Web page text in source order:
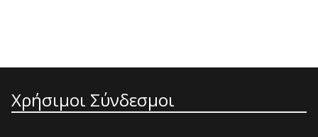
Χρήσιμοι Σύνδεσμοι